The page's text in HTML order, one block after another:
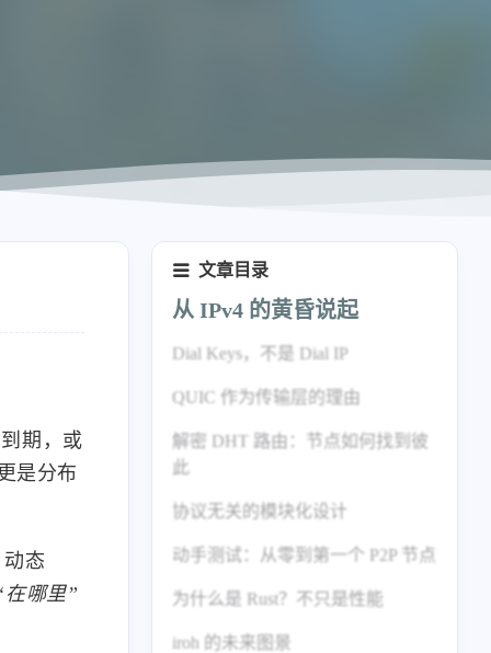
期，或
是分布
态
哪里”
文章目录
从 IPv4 的黄昏说起
Dial Keys，不是 Dial IP
QUIC 作为传输层的理由
解密 DHT 路由：节点如何找到彼
此
协议无关的模块化设计
动手测试：从零到第一个 P2P 节点
为什么是 Rust？不只是性能
iroh 的未来图景